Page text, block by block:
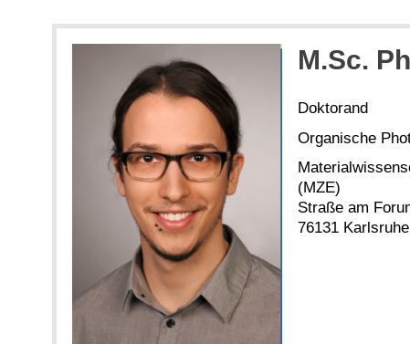
M.Sc.
Doktorand
Organische
(MZE)
Straße am
76131 Karlsruhe